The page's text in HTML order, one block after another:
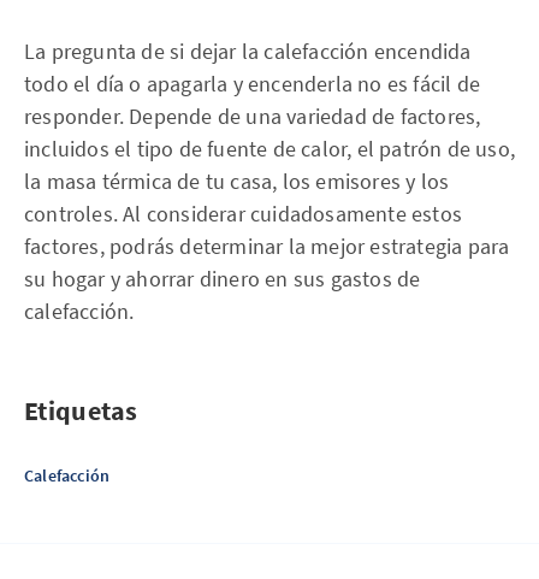
La pregunta de si dejar la calefacción encendida
todo el día o apagarla y encenderla no es fácil de
responder. Depende de una variedad de factores,
incluidos el tipo de fuente de calor, el patrón de uso,
la masa térmica de tu casa, los emisores y los
controles. Al considerar cuidadosamente estos
factores, podrás determinar la mejor estrategia para
su hogar y ahorrar dinero en sus gastos de
calefacción.
Etiquetas
Calefacción